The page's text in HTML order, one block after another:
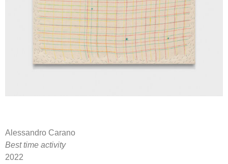
Alessandro Carano
Best time activity
2022